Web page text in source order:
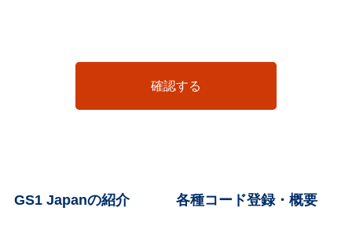
確認する
GS1 Japanの紹介 各種コード登録・概要